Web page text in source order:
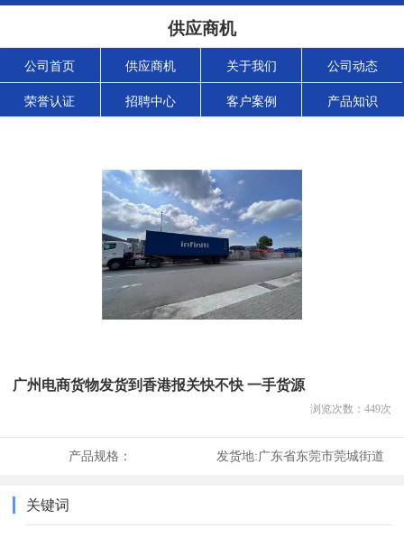
供应商机
公司首页 供应商机 关于我们 公司动态
荣誉认证 招聘中心 客户案例 产品知识
广州电商货物发货到香港报关快不快 一手货源
浏览次数： 449次
产品规格： 发货地:广东省东莞市莞城街道
关键词